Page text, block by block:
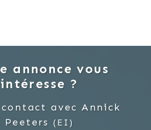
annonce vous
intéresse ?
contact avecAnnick
Peeters (EI)